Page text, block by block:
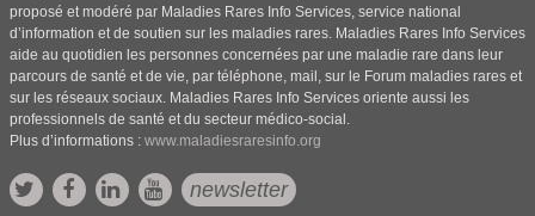
proposé et modéré par Maladies Rares Info Services, service national
d’information et de soutien sur les maladies rares. Maladies Rares Info Services
aide au quotidien les personnes concernées par une maladie rare dans leur
parcours de santé et de vie, par téléphone, mail, sur le Forum maladies rares et
sur les réseaux sociaux. Maladies Rares Info Services oriente aussi les
professionnels de santé et du secteur médico-social.
Plus d’informations : www.maladiesraresinfo.org
newsletter